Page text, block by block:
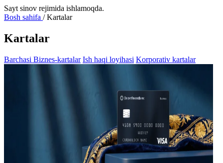
Sayt sinov rejimida ishlamoqda.
Bosh sahifa /Kartalar
Kartalar
Barchasi Biznes-kartalar Ish haqi loyihasi Korporativ kartalar